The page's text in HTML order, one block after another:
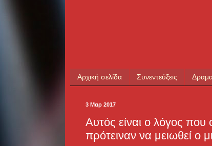
Αρχική σελίδα Συνεντεύξεις
3 Μαρ 2017
Αυτός είναι ο λόγος που
πρότειναν να μειωθεί ο